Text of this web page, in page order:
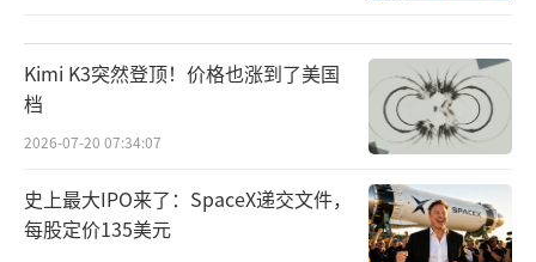
随着2025年11月工程总体启动应急预案和
措施，决定神舟二十号航天员搭乘神舟二十一
号飞船返回、同时启动神舟二十二号应急发射
任务，“发一备一”的平稳研制节奏被打破。
随之而来的，是神舟二十三号及后续飞船
Kimi K3突然登顶！价格也涨到了美国
档
2026-07-20 07:34:07
史上最大IPO来了：SpaceX递交文件，
每股定价135美元